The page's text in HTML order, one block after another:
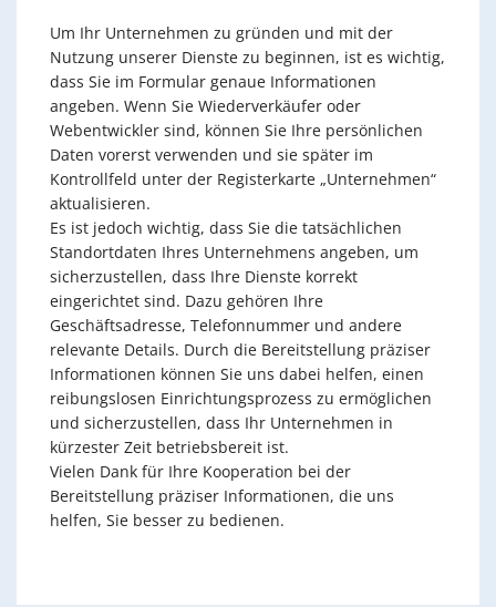
Um Ihr Unternehmen zu gründen und mit der
Nutzung unserer Dienste zu beginnen, ist es wichtig,
dass Sie im Formular genaue Informationen
angeben. Wenn Sie Wiederverkäufer oder
Webentwickler sind, können Sie Ihre persönlichen
Daten vorerst verwenden und sie später im
Kontrollfeld unter der Registerkarte „Unternehmen“
aktualisieren.
Es ist jedoch wichtig, dass Sie die tatsächlichen
Standortdaten Ihres Unternehmens angeben, um
sicherzustellen, dass Ihre Dienste korrekt
eingerichtet sind. Dazu gehören Ihre
Geschäftsadresse, Telefonnummer und andere
relevante Details. Durch die Bereitstellung präziser
Informationen können Sie uns dabei helfen, einen
reibungslosen Einrichtungsprozess zu ermöglichen
und sicherzustellen, dass Ihr Unternehmen in
kürzester Zeit betriebsbereit ist.
Vielen Dank für Ihre Kooperation bei der
Bereitstellung präziser Informationen, die uns
helfen, Sie besser zu bedienen.